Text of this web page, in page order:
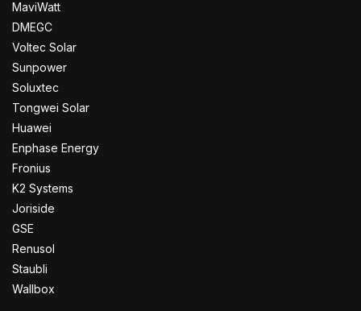
MaviWatt
DMEGC
Voltec Solar
Sunpower
Soluxtec
Tongwei Solar
Huawei
Enphase Energy
Fronius
K2 Systems
Joriside
GSE
Renusol
Staubli
Wallbox